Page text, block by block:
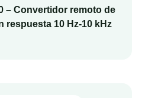
– Convertidor remoto de
respuesta 10 Hz‑10 kHz